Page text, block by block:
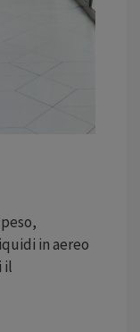
in aereo
il